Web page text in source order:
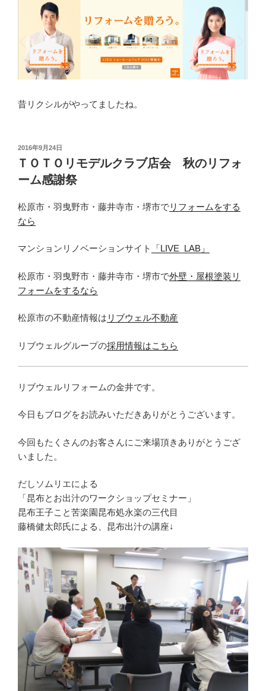
昔リクシルがやってましたね。
投
稿
日:
2016年9月24日
ＴＯＴＯリモデルクラブ店会 秋のリフォ
ーム感謝祭
松原市・羽曳野市・藤井寺市・堺市でリフォームをする
なら
マンションリノベーションサイト 「LIVE_LAB」
松原市・羽曳野市・藤井寺市・堺市で外壁・屋根塗装リ
フォームをするなら
松原市の不動産情報は リブウェル不動産
リブウェルグループの採用情報はこちら
リブウェルリフォームの金井です。
今日もブログをお読みいただきありがとうございます。
今回もたくさんのお客さんにご来場頂きありがとうござ
いました。
だしソムリエによる
「昆布とお出汁のワークショップセミナー」
昆布王子こと苦楽園昆布処永楽の三代目
藤橋健太郎氏による、昆布出汁の講座↓